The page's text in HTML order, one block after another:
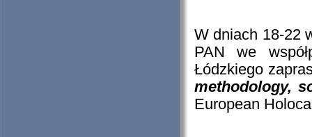
W dniach 18-22
PAN we
Łódzkiego
methodology,
European